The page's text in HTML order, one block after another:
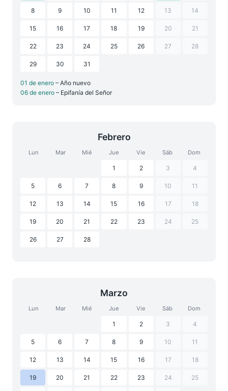
8 9 10 11 12 13 14
15 16 17 18 19 20 21
22 23 24 25 26 27 28
29 30 31
01 de enero – Año nuevo
06 de enero – Epifanía del Señor
Febrero
Lun Mar Mié Jue Vie Sáb Dom
1 2 3 4
5 6 7 8 9 10 11
12 13 14 15 16 17 18
19 20 21 22 23 24 25
26 27 28
Marzo
Lun Mar Mié Jue Vie Sáb Dom
1 2 3 4
5 6 7 8 9 10 11
12 13 14 15 16 17 18
19 20 21 22 23 24 25